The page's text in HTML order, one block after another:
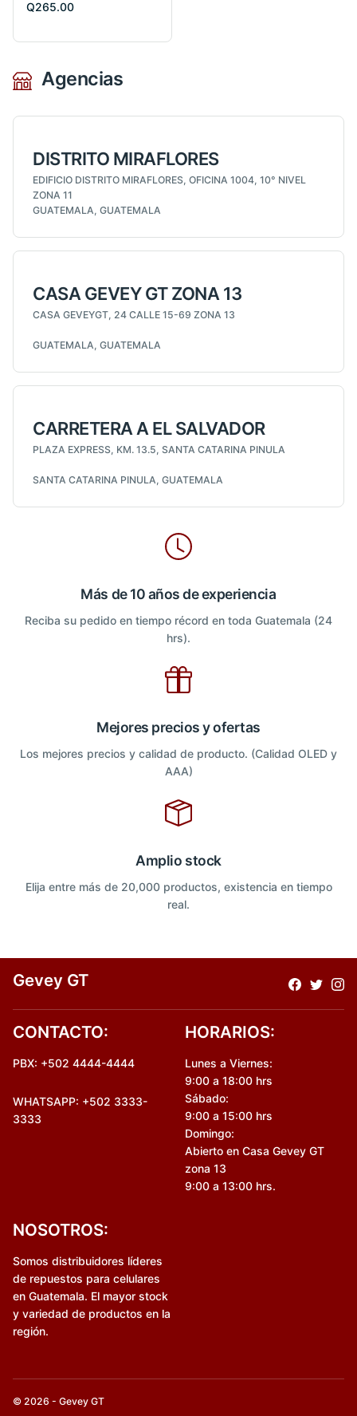
Q265.00
Agencias
DISTRITO MIRAFLORES
EDIFICIO DISTRITO MIRAFLORES, OFICINA 1004, 10° NIVEL
ZONA 11
GUATEMALA, GUATEMALA
CASA GEVEY GT ZONA 13
CASA GEVEYGT, 24 CALLE 15-69 ZONA 13
GUATEMALA, GUATEMALA
CARRETERA A EL SALVADOR
PLAZA EXPRESS, KM. 13.5, SANTA CATARINA PINULA
SANTA CATARINA PINULA, GUATEMALA
Más de 10 años de experiencia
Reciba su pedido en tiempo récord en toda Guatemala (24
hrs).
Mejores precios y ofertas
Los mejores precios y calidad de producto. (Calidad OLED y
AAA)
Amplio stock
Elija entre más de 20,000 productos, existencia en tiempo
real.
Gevey GT
CONTACTO:
PBX: +502 4444-4444
WHATSAPP: +502 3333-
3333
HORARIOS:
Lunes a Viernes:
9:00 a 18:00 hrs
Sábado:
9:00 a 15:00 hrs
Domingo:
Abierto en Casa Gevey GT
zona 13
9:00 a 13:00 hrs.
NOSOTROS:
Somos distribuidores líderes
de repuestos para celulares
en Guatemala. El mayor stock
y variedad de productos en la
región.
© 2026 - Gevey GT